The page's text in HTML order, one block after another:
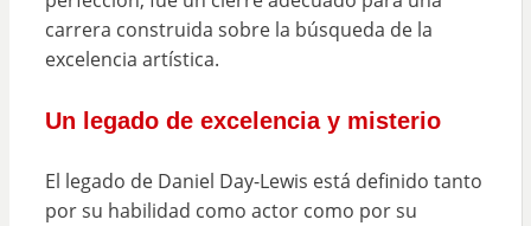
carrera construida sobre la búsqueda de la
excelencia artística.
Un legado de excelencia y misterio
El legado de Daniel Day-Lewis está definido tanto
por su habilidad como actor como por su